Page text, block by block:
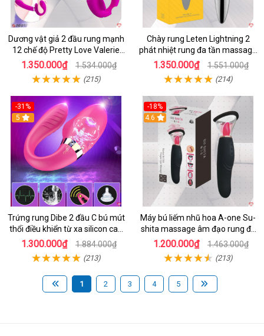
Dương vật giả 2 đầu rung mạnh
12 chế độ Pretty Love Valerie
mua ngay
1.350.000₫ 1.534.000₫
(215)
Chày rung Leten Lightning 2
phát nhiệt rung đa tần massage
toàn thân kích thích
1.350.000₫ 1.551.000₫
(214)
-31%
5
Trứng rung Dibe 2 đầu C bú mút
thổi điều khiển từ xa silicon cao
cấp kích thích điểm G
1.300.000₫ 1.884.000₫
(213)
-18%
4.6
Máy bú liếm nhũ hoa A-one Su-
shita massage âm đạo rung đa
chế độ
1.200.000₫ 1.463.000₫
(213)
1 2 3 4 5